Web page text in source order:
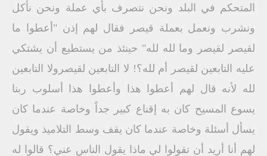
المتحكم في البلد ونحن نتصرف بأي عملة ونحن نأكل
ونشرب ونعمل بعملة قيصر فقال لهم إذن "أعطوا ما
لقيصر لقيصر وما لله لله" حينئذ من يستطيع أن يشتكي
عليه التابعين لقيصر أم لله؟! لا التابعين لقيصرولا التابعين
لله لأنه قال لهم أعطوا هذا وأعطوا هذا أسلوب ربنا
يسوع المسيح كان به إقناع كبير جداً وخاصة عندما كان
يسأل أسئلة وخاصة عندما كان يقف وسط التلاميذ ويقول
لهم أنا أريد أن تقولوا لي ماذا يقول الناس عني؟ قالوا له